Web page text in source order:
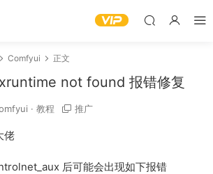
Comfyui 正文
not found 报错修复
· 教程 推广
佬
后可能会出现如下报错